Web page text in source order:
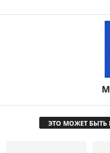
ЭТО МОЖЕТ БЫТЬ